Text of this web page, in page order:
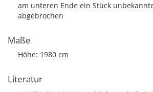
am unteren Ende ein Stück
abgebrochen
Maße
Höhe: 1980 cm
Literatur